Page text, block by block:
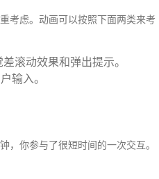
考虑。动画可以按照下面两类来考
滚动效果和弹出提示。
输入。
你参与了很短时间的一次交互。